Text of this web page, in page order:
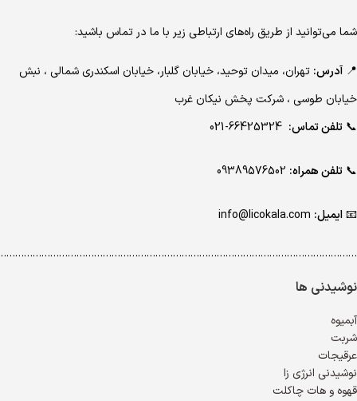
شما می‌توانید از طریق راه‌های ارتباطی زیر با ما در تماس باشید:
📍 آدرس: تهران، میدان توحید، خیابان گلبار، خیابان اسکندری شمالی ، نبش
خیابان طوسی ، شرکت پخش نیکان غرب
📞 تلفن تماس:
📞 تلفن همراه:
📧ایمیل:
نوشیدنی ها
آبمیوه
شربت
عرقیجات
نوشیدنی انرژی زا
قهوه و هات چاکلت